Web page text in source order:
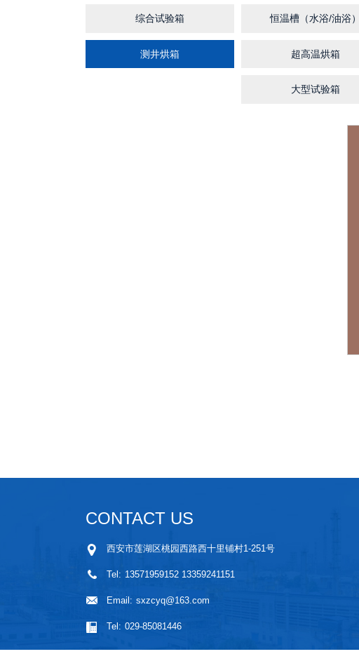
综合试验箱 恒温槽（水浴/油浴）
测井烘箱 超高温烘箱
大型试验箱
CONTACT US
西安市莲湖区桃园西路西十里铺村1-251号
Tel: 13571959152 13359241151
Email: sxzcyq@163.com
Tel: 029-85081446